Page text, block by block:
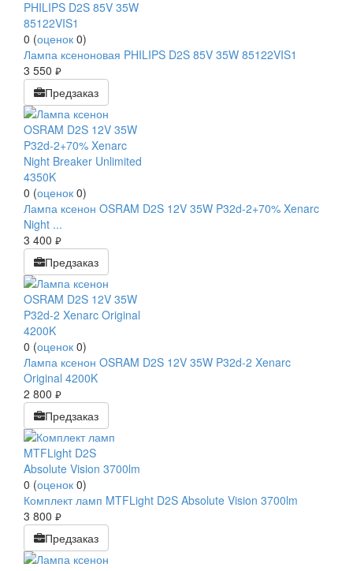
0 (оценок 0)
Лампа ксеноновая PHILIPS D2S 85V 35W 85122VIS1
3 550 руб.
Предзаказ
0 (оценок 0)
Лампа ксенон OSRAM D2S 12V 35W P32d-2+70% Xenarc
Night ...
3 400 руб.
Предзаказ
0 (оценок 0)
Лампа ксенон OSRAM D2S 12V 35W P32d-2 Xenarc
Original 4200K
2 800 руб.
Предзаказ
0 (оценок 0)
Комплект ламп MTFLight D2S Absolute Vision 3700lm
3 800 руб.
Предзаказ